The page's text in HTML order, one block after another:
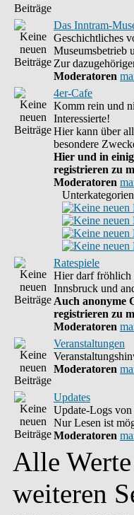
Das Inntram-
Geschichtliches
Museumsbetrieb
Zur
Moderatoren
4er-Cafe
Komm rein und
Interessierte!
Hier kann über
besondere
Hier und in
registrieren zu
Moderatoren
Ratespiele
Hier darf fröhlich
Innsbruck und
Auch anonyme
registrieren zu
Moderatoren
Veranstaltungen
Moderatoren
Updates
Update-Logs von
Nur Lesen ist
Moderatoren
Alle
weiteren